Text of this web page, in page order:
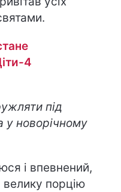
4
під
у новорічному
і впевнений,
порцію